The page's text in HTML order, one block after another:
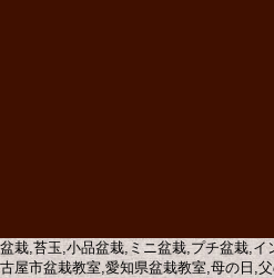
盆栽,苔玉,小品盆栽,ミニ盆栽,プチ盆栽,
古屋市盆栽教室,愛知県盆栽教室,母の日,